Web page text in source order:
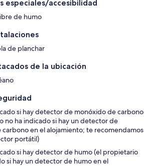
especiales/accesibilidad
de humo
de planchar
de la ubicación
si hay detector de monóxido de carbono
no ha indicado si hay un detector de
en el alojamiento; te recomendamos
portátil)
si hay detector de humo (el propietario
si hay un detector de humo en el